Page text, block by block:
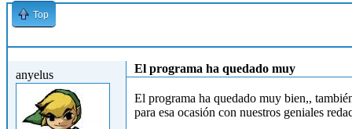
Top
anyelus El programa ha quedado muy
El programa ha quedado muy bien,,
para esa ocasión con nuestros geniales